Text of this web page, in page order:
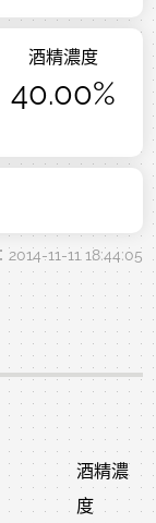
酒精濃度
40.00%
2014-11-11 18:44:05
酒精濃
度